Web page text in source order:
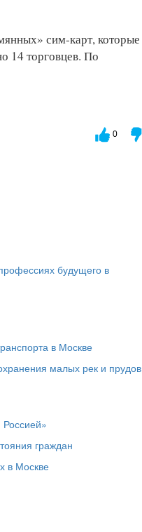
сим-карт, которые
14 торговцев. По
0
будущего в
в Москве
малых рек и прудов
граждан
в Москве